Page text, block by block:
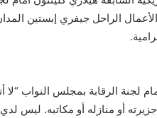
الراحل جيفري إبستين
لجنة الرقابة بمجلس النواب “لا
أو منازله أو مكاتبه. ليس